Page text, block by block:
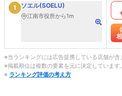
1 ソエル(SOELU)
江南市役所から1m
※当ランキングには広告提携している店舗が含
※掲載順位は複数の要素を元に決定しています。
※ ランキング評価の考え方